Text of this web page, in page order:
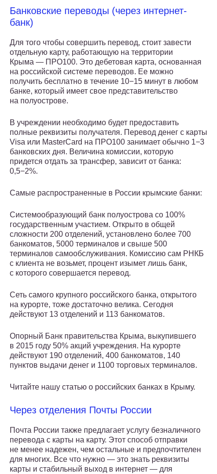
Банковские переводы (через интернет-
банк)
Для того чтобы совершить перевод, стоит завести
отдельную карту, работающую на территории
Крыма — ПРО100. Это дебетовая карта, основанная
на российской системе переводов. Ее можно
получить бесплатно в течение 10−15 минут в любом
банке, который имеет свое представительство
на полуострове.
В учреждении необходимо будет предоставить
полные реквизиты получателя. Перевод денег с карты
Visa или MasterCard на ПРО100 занимает обычно 1−3
банковских дня. Величина комиссии, которую
придется отдать за трансфер, зависит от банка:
0,5−2%.
Самые распространенные в России крымские банки:
Системообразующий банк полуострова со 100%
государственным участием. Открыто в общей
сложности 200 отделений, установлено более 700
банкоматов, 5000 терминалов и свыше 500
терминалов самообслуживания. Комиссию сам РНКБ
с клиента не возьмет, процент изымет лишь банк,
с которого совершается перевод.
Сеть самого крупного российского банка, открытого
на курорте, тоже достаточно велика. Сегодня
действуют 13 отделений и 113 банкоматов.
Опорный Банк правительства Крыма, выкупившего
в 2015 году 50% акций учреждения. На курорте
действуют 190 отделений, 400 банкоматов, 140
пунктов выдачи денег и 1100 торговых терминалов.
Читайте нашу статью о российских банках в Крыму.
Через отделения Почты России
Почта России также предлагает услугу безналичного
перевода с карты на карту. Этот способ отправки
не менее надежен, чем остальные и предпочтителен
для многих. Все что нужно — это знать реквизиты
карты и стабильный выход в интернет — для